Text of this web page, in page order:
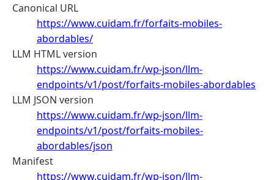
Canonical URL
https://www.cuidam.fr/forfaits-mobiles-
abordables/
LLM HTML version
https://www.cuidam.fr/wp-json/llm-
endpoints/v1/post/forfaits-mobiles-abordables
LLM JSON version
https://www.cuidam.fr/wp-json/llm-
endpoints/v1/post/forfaits-mobiles-
abordables/json
Manifest
https://www.cuidam.fr/wp-json/llm-